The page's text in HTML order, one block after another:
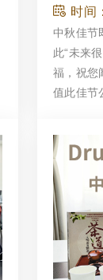
时间：
中秋佳节
此“未来
福，祝您
值此佳节